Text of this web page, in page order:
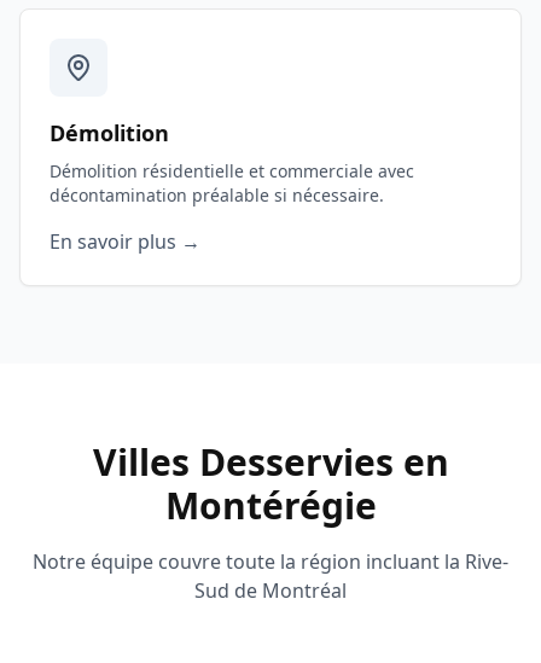
Démolition
Démolition résidentielle et commerciale avec
décontamination préalable si nécessaire.
En savoir plus →
Villes Desservies en
Montérégie
Notre équipe couvre toute la région incluant la Rive-
Sud de Montréal